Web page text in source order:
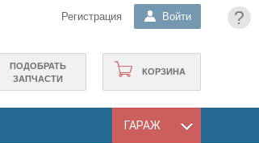
?
Регистрация Войти
КОРЗИНА
ПОДОБРАТЬ
ЗАПЧАСТИ
ГАРАЖ